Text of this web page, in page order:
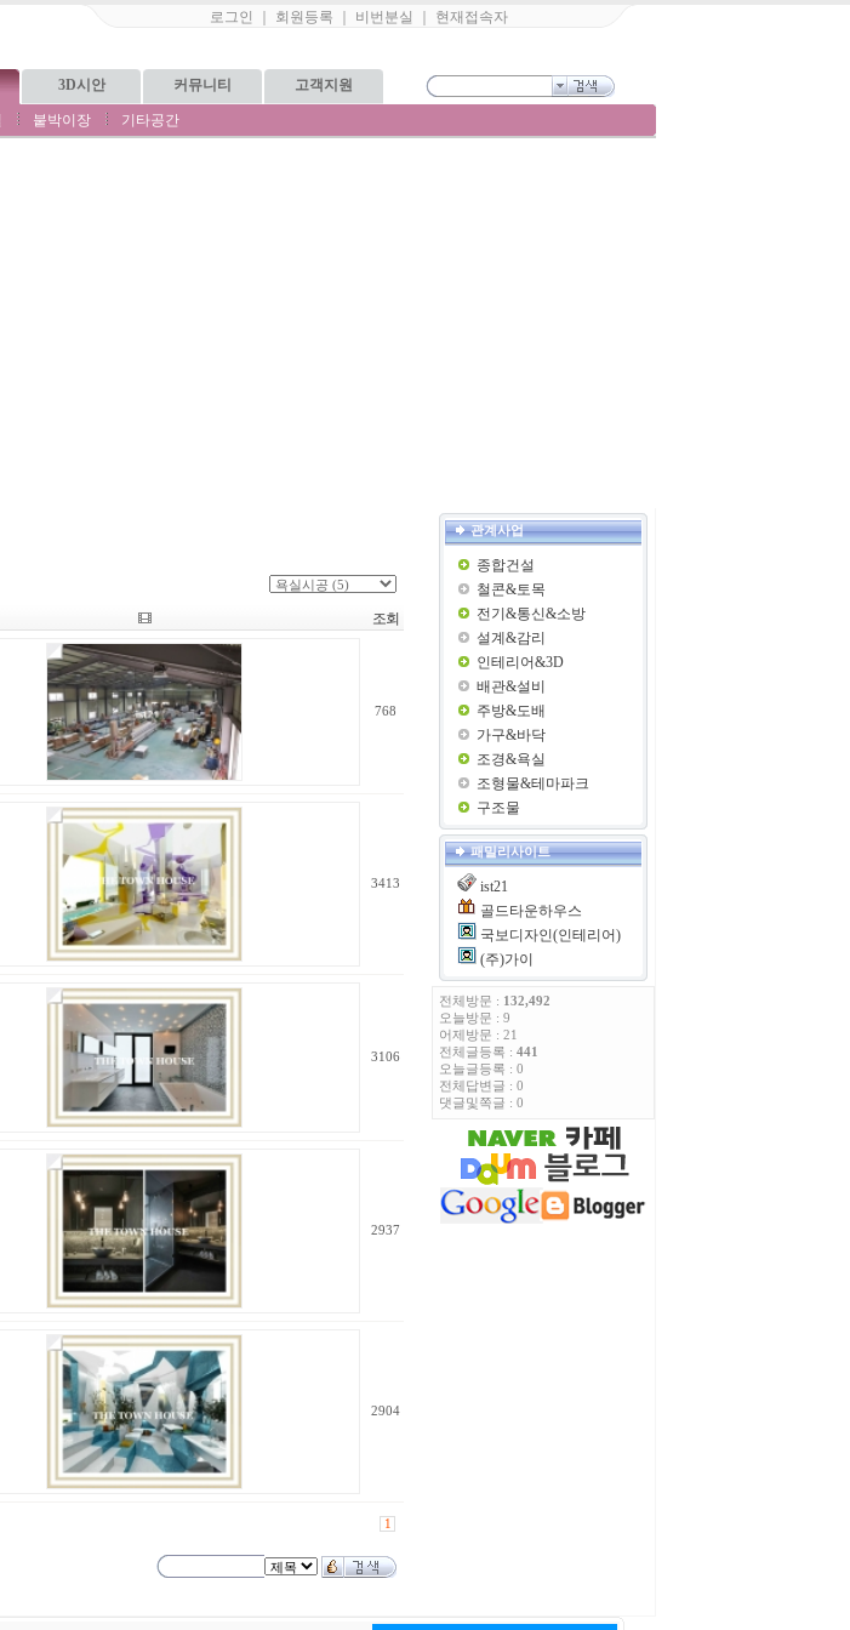
로그인 회원등록 비번분실 현재접속자
3D시안 커뮤니티 고객지원
붙박이장 기타공간
조회
768
3413
3106
2937
2904
1
관계사업
종합건설
철콘&토목
전기&통신&소방
설계&감리
인테리어&3D
배관&설비
주방&도배
가구&바닥
조경&욕실
조형물&테마파크
구조물
패밀리사이트
ist21
골드타운하우스
국보디자인(인테리어)
(주)가이
전체방문 : 132,492
오늘방문 : 9
어제방문 : 21
전체글등록 : 441
오늘글등록 : 0
전체답변글 : 0
댓글및쪽글 : 0